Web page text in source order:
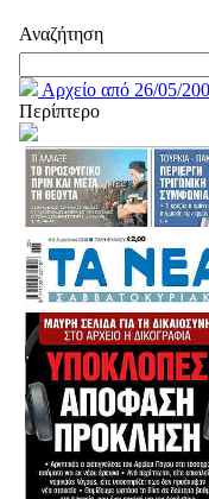
Αναζήτηση
Αρχείο από 26/05/
Περίπτερο